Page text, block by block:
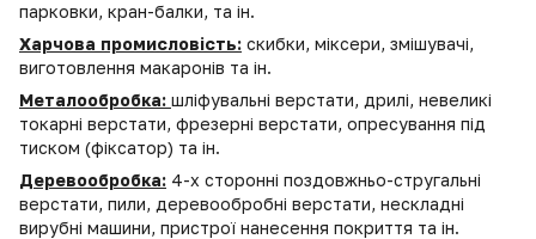
парковки, кран-балки, та ін.
Харчова промисловість: скибки, міксери, змішувачі,
виготовлення макаронів та ін.
Металообробка: шліфувальні верстати, дрилі, невеликі
токарні верстати, фрезерні верстати, опресування під
тиском (фіксатор) та ін.
Деревообробка: 4-х сторонні поздовжньо-стругальні
верстати, пили, деревообробні верстати, нескладні
вирубні машини, пристрої нанесення покриття та ін.